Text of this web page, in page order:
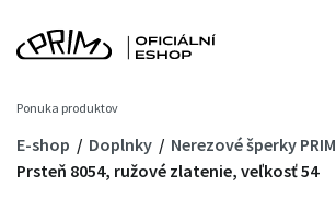
Ponuka produktov
E-shop Doplnky
Nerezové šperky PRIM
Prsteň 8054, ružové zlatenie, veľkosť 54